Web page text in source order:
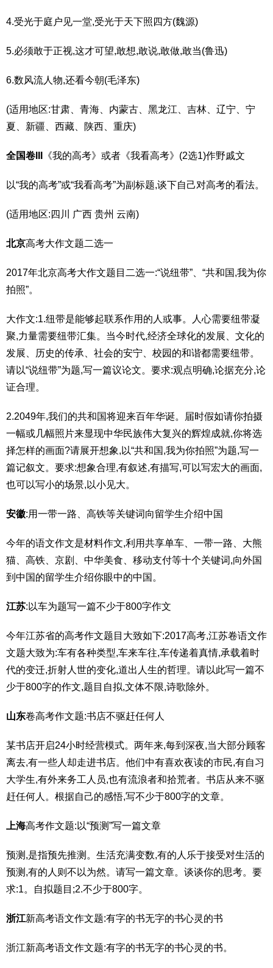
4.受光于庭户见一堂,受光于天下照四方(魏源)
5.必须敢于正视,这才可望,敢想,敢说,敢做,敢当(鲁迅)
6.数风流人物,还看今朝(毛泽东)
(适用地区:甘肃、青海、内蒙古、黑龙江、吉林、辽宁、宁
夏、新疆、西藏、陕西、重庆)
全国卷III 《我的高考》或者《我看高考》(2选1)作野戚文
以“我的高考”或“我看高考”为副标题,谈下自己对高考的看法。
(适用地区:四川 广西 贵州 云南)
北京高考大作文题二选一
2017年北京高考大作文题目二选一:“说纽带”、“共和国,我为你
拍照”。
大作文:1.纽带是能够起联系作用的人或事。人心需要纽带凝
聚,力量需要纽带汇集。当今时代,经济全球化的发展、文化的
发展、历史的传承、社会的安宁、校园的和谐都需要纽带。
请以“说纽带”为题,写一篇议论文。要求:观点明确,论据充分,论
证合理。
2.2049年,我们的共和国将迎来百年华诞。届时假如请你拍摄
一幅或几幅照片来显现中华民族伟大复兴的辉煌成就,你将选
择怎样的画面?请展开想象,以“共和国,我为你拍照”为题,写一
篇记叙文。要求:想象合理,有叙述,有描写,可以写宏大的画面,
也可以写小的场景,以小见大。
安徽:用一带一路、高铁等关键词向留学生介绍中国
今年的语文作文是材料作文,利用共享单车、一带一路、大熊
猫、高铁、京剧、中华美食、移动支付等十个关键词,向外国
到中国的留学生介绍你眼中的中国。
江苏:以车为题写一篇不少于800字作文
今年江苏省的高考作文题目大致如下:2017高考,江苏卷语文作
文题大致为:车有各种类型,车来车往,车传递着真情,承载着时
代的变迁,折射人世的变化,道出人生的哲理。请以此写一篇不
少于800字的作文,题目自拟,文体不限,诗歌除外。
山东卷高考作文题:书店不驱赶任何人
某书店开启24小时经营模式。两年来,每到深夜,当大部分顾客
离去,有一些人却走进书店。他们中有喜欢夜读的市民,有自习
大学生,有外来务工人员,也有流浪者和拾荒者。书店从来不驱
赶任何人。根据自己的感悟,写不少于800字的文章。
上海高考作文题:以“预测”写一篇文章
预测,是指预先推测。生活充满变数,有的人乐于接受对生活的
预测,有的人则不以为然。请写一篇文章。谈谈你的思考。要
求:1。自拟题目;2.不少于800字。
浙江新高考语文作文题:有字的书无字的书心灵的书
浙江新高考语文作文题:有字的书无字的书心灵的书。